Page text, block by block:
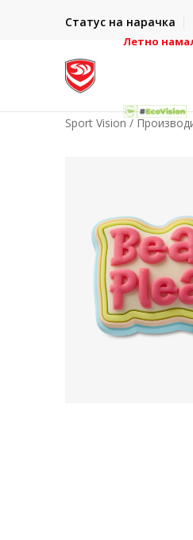
Статус на нарачка
- на сите нарачки во
Летно
Sport Vision